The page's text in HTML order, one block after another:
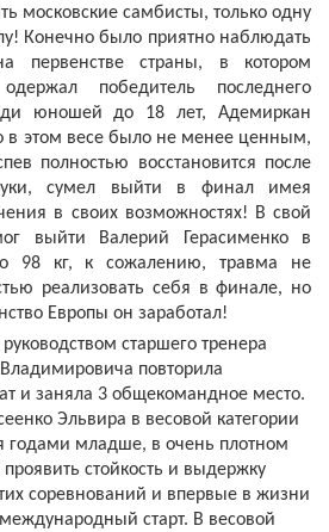
московские самбисты, только одну
Конечно было приятно наблюдать
первенстве страны, в котором
победитель последнего
юношей до 18 лет, Адемиркан
в этом весе было не менее ценным,
полностью восстановится после
сумел выйти в финал имея
в своих возможностях! В свой
выйти Валерий Герасименко в
98 кг, к сожалению, травма не
реализовать себя в финале, но
Европы он заработал!
старшего тренера
повторила
и заняла 3 общекомандное место.
Эльвира в весовой категории
годами младше, в очень плотном
проявить стойкость и выдержку
соревнований и впервые в жизни
международный старт. В весовой